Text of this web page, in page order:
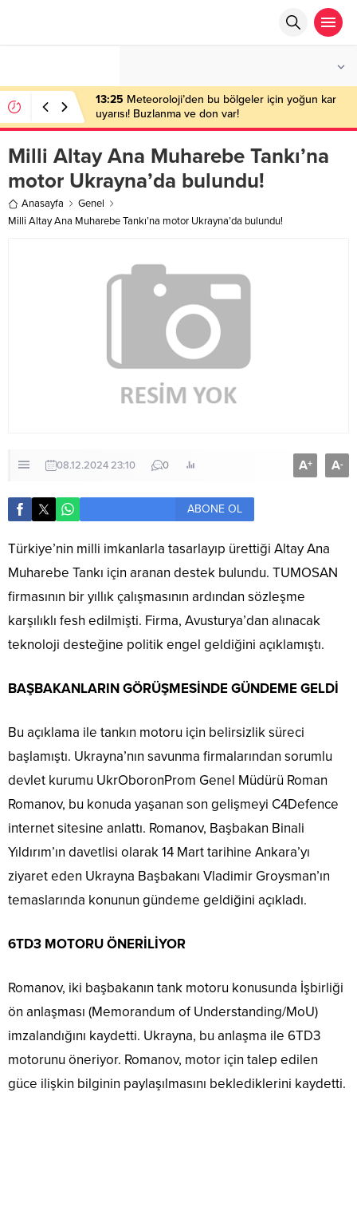
13:25 Meteoroloji’den bu bölgeler için yoğun kar
uyarısı! Buzlanma ve don var!
Milli Altay Ana Muharebe Tankı’na
motor Ukrayna’da bulundu!
Anasayfa
Genel
Milli Altay Ana Muharebe Tankı’na motor Ukrayna’da bulundu!
08.12.2024 23:10 0 A+ A-
ABONE OL
Türkiye’nin milli imkanlarla tasarlayıp ürettiği Altay Ana
Muharebe Tankı için aranan destek bulundu. TUMOSAN
firmasının bir yıllık çalışmasının ardından sözleşme
karşılıklı fesh edilmişti. Firma, Avusturya’dan alınacak
teknoloji desteğine politik engel geldiğini açıklamıştı.
BAŞBAKANLARIN GÖRÜŞMESİNDE GÜNDEME GELDİ
Bu açıklama ile tankın motoru için belirsizlik süreci
başlamıştı. Ukrayna’nın savunma firmalarından sorumlu
devlet kurumu UkrOboronProm Genel Müdürü Roman
Romanov, bu konuda yaşanan son gelişmeyi C4Defence
internet sitesine anlattı. Romanov, Başbakan Binali
Yıldırım’ın davetlisi olarak 14 Mart tarihine Ankara’yı
ziyaret eden Ukrayna Başbakanı Vladimir Groysman’ın
temaslarında konunun gündeme geldiğini açıkladı.
6TD3 MOTORU ÖNERİLİYOR
Romanov, iki başbakanın tank motoru konusunda İşbirliği
ön anlaşması (Memorandum of Understanding/MoU)
imzalandığını kaydetti. Ukrayna, bu anlaşma ile 6TD3
motorunu öneriyor. Romanov, motor için talep edilen
güce ilişkin bilginin paylaşılmasını beklediklerini kaydetti.